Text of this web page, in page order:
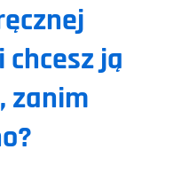
chcesz ją
zanim